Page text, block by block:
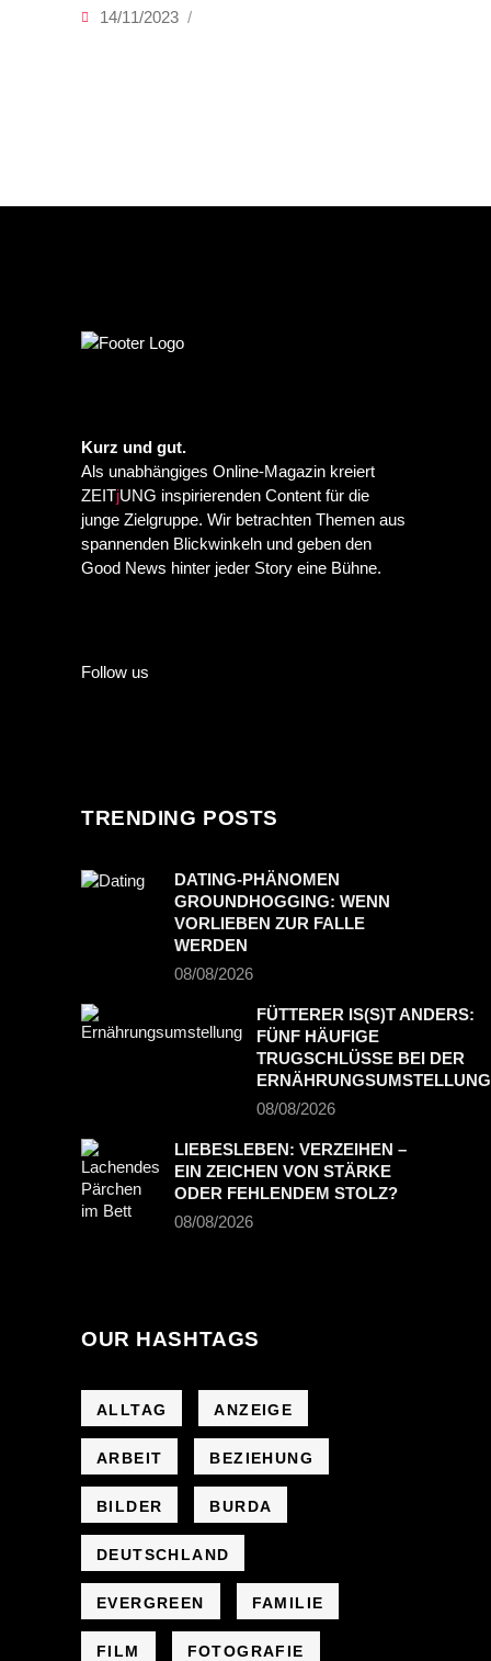
14/11/2023
Kurz und gut.
Als unabhängiges Online-Magazin kreiert
ZEITjUNG inspirierenden Content für die
junge Zielgruppe. Wir betrachten Themen aus
spannenden Blickwinkeln und geben den
Good News hinter jeder Story eine Bühne.
Follow us
TRENDING POSTS
DATING-PHÄNOMEN
GROUNDHOGGING: WENN
VORLIEBEN ZUR FALLE
WERDEN
08/08/2026
FÜTTERER IS(S)T ANDERS:
FÜNF HÄUFIGE
TRUGSCHLÜSSE BEI DER
ERNÄHRUNGSUMSTELLUNG
08/08/2026
LIEBESLEBEN: VERZEIHEN –
EIN ZEICHEN VON STÄRKE
ODER FEHLENDEM STOLZ?
08/08/2026
OUR HASHTAGS
ALLTAG ANZEIGE
ARBEIT BEZIEHUNG
BILDER BURDA
DEUTSCHLAND
EVERGREEN FAMILIE
FILM FOTOGRAFIE